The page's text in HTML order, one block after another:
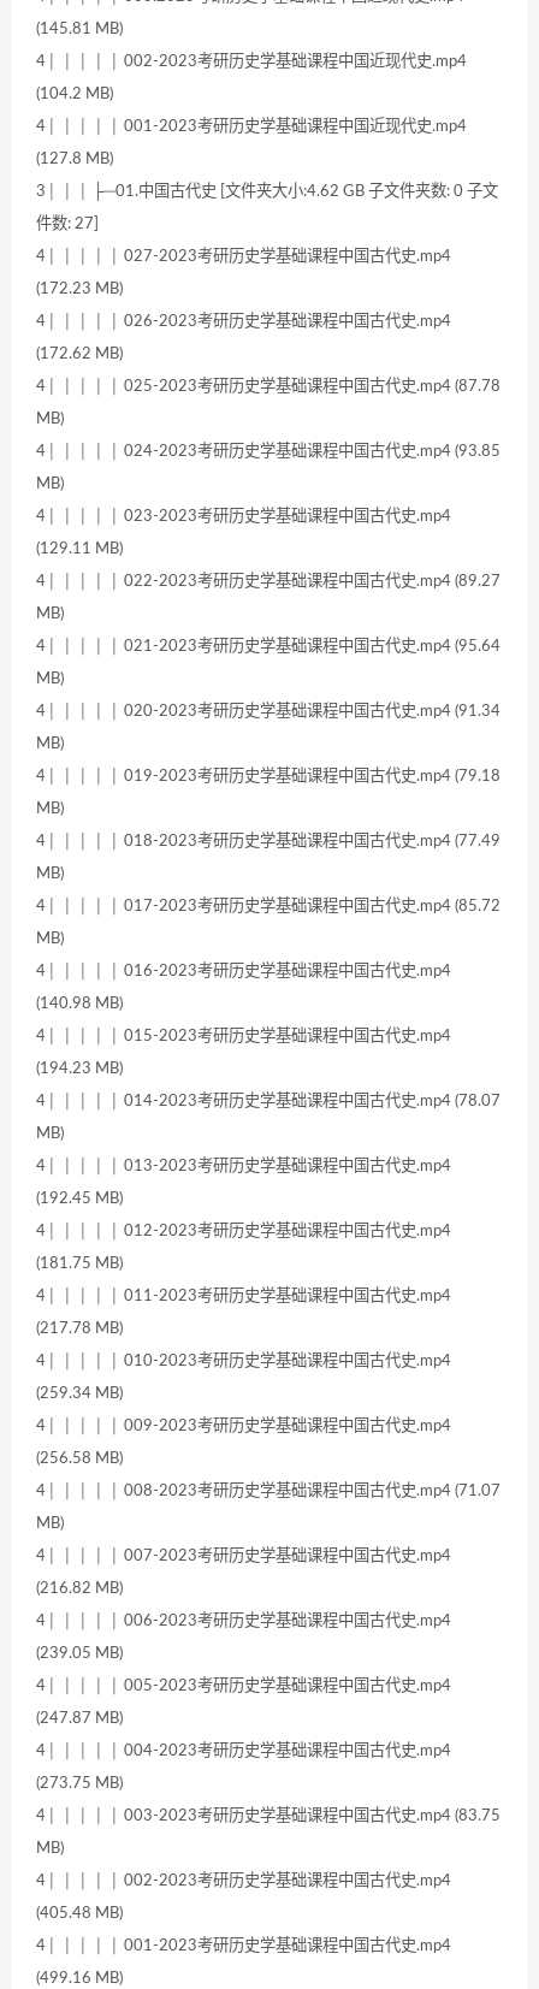
(145.81 MB)
4│ │ │ │ │ 002-2023考研历史学基础课程中国近现代史.mp4
(104.2 MB)
4│ │ │ │ │ 001-2023考研历史学基础课程中国近现代史.mp4
(127.8 MB)
3│ │ │ ├─01.中国古代史 [文件夹大小:4.62 GB 子文件夹数: 0 子文
件数: 27]
4│ │ │ │ │ 027-2023考研历史学基础课程中国古代史.mp4
(172.23 MB)
4│ │ │ │ │ 026-2023考研历史学基础课程中国古代史.mp4
(172.62 MB)
4│ │ │ │ │ 025-2023考研历史学基础课程中国古代史.mp4 (87.78
MB)
4│ │ │ │ │ 024-2023考研历史学基础课程中国古代史.mp4 (93.85
MB)
4│ │ │ │ │ 023-2023考研历史学基础课程中国古代史.mp4
(129.11 MB)
4│ │ │ │ │ 022-2023考研历史学基础课程中国古代史.mp4 (89.27
MB)
4│ │ │ │ │ 021-2023考研历史学基础课程中国古代史.mp4 (95.64
MB)
4│ │ │ │ │ 020-2023考研历史学基础课程中国古代史.mp4 (91.34
MB)
4│ │ │ │ │ 019-2023考研历史学基础课程中国古代史.mp4 (79.18
MB)
4│ │ │ │ │ 018-2023考研历史学基础课程中国古代史.mp4 (77.49
MB)
4│ │ │ │ │ 017-2023考研历史学基础课程中国古代史.mp4 (85.72
MB)
4│ │ │ │ │ 016-2023考研历史学基础课程中国古代史.mp4
(140.98 MB)
4│ │ │ │ │ 015-2023考研历史学基础课程中国古代史.mp4
(194.23 MB)
4│ │ │ │ │ 014-2023考研历史学基础课程中国古代史.mp4 (78.07
MB)
4│ │ │ │ │ 013-2023考研历史学基础课程中国古代史.mp4
(192.45 MB)
4│ │ │ │ │ 012-2023考研历史学基础课程中国古代史.mp4
(181.75 MB)
4│ │ │ │ │ 011-2023考研历史学基础课程中国古代史.mp4
(217.78 MB)
4│ │ │ │ │ 010-2023考研历史学基础课程中国古代史.mp4
(259.34 MB)
4│ │ │ │ │ 009-2023考研历史学基础课程中国古代史.mp4
(256.58 MB)
4│ │ │ │ │ 008-2023考研历史学基础课程中国古代史.mp4 (71.07
MB)
4│ │ │ │ │ 007-2023考研历史学基础课程中国古代史.mp4
(216.82 MB)
4│ │ │ │ │ 006-2023考研历史学基础课程中国古代史.mp4
(239.05 MB)
4│ │ │ │ │ 005-2023考研历史学基础课程中国古代史.mp4
(247.87 MB)
4│ │ │ │ │ 004-2023考研历史学基础课程中国古代史.mp4
(273.75 MB)
4│ │ │ │ │ 003-2023考研历史学基础课程中国古代史.mp4 (83.75
MB)
4│ │ │ │ │ 002-2023考研历史学基础课程中国古代史.mp4
(405.48 MB)
4│ │ │ │ │ 001-2023考研历史学基础课程中国古代史.mp4
(499.16 MB)